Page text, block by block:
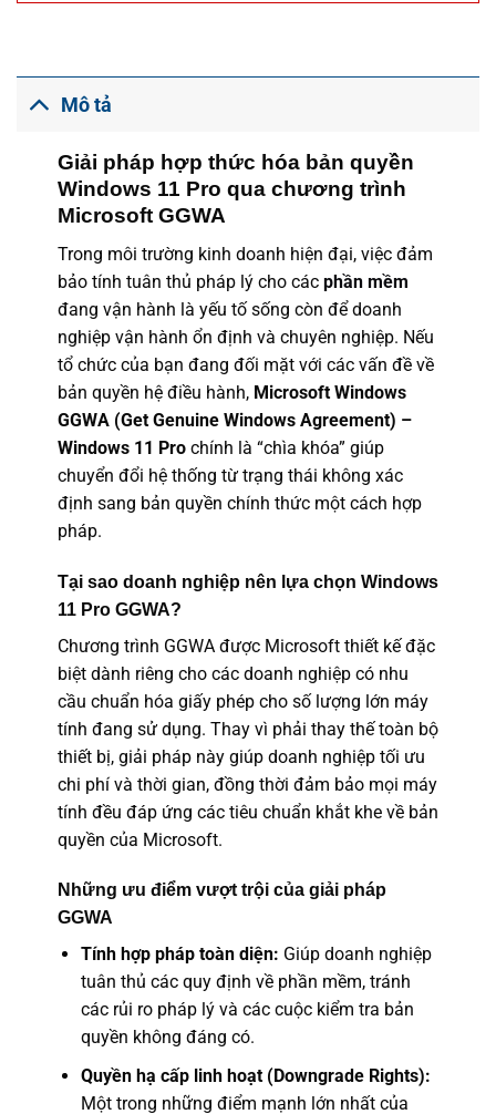
Mô tả
Giải pháp hợp thức hóa bản quyền
Windows 11 Pro qua chương trình
Microsoft GGWA
Trong môi trường kinh doanh hiện đại, việc đảm
bảo tính tuân thủ pháp lý cho các phần mềm
đang vận hành là yếu tố sống còn để doanh
nghiệp vận hành ổn định và chuyên nghiệp. Nếu
tổ chức của bạn đang đối mặt với các vấn đề về
bản quyền hệ điều hành, Microsoft Windows
GGWA (Get Genuine Windows Agreement) –
Windows 11 Prochính là “chìa khóa” giúp
chuyển đổi hệ thống từ trạng thái không xác
định sang bản quyền chính thức một cách hợp
pháp.
Tại sao doanh nghiệp nên lựa chọn Windows
11 Pro GGWA?
Chương trình GGWA được Microsoft thiết kế đặc
biệt dành riêng cho các doanh nghiệp có nhu
cầu chuẩn hóa giấy phép cho số lượng lớn máy
tính đang sử dụng. Thay vì phải thay thế toàn bộ
thiết bị, giải pháp này giúp doanh nghiệp tối ưu
chi phí và thời gian, đồng thời đảm bảo mọi máy
tính đều đáp ứng các tiêu chuẩn khắt khe về bản
quyền của Microsoft.
Những ưu điểm vượt trội của giải pháp
GGWA
Tính hợp pháp toàn diện: Giúp doanh nghiệp
tuân thủ các quy định về phần mềm, tránh
các rủi ro pháp lý và các cuộc kiểm tra bản
quyền không đáng có.
Quyền hạ cấp linh hoạt (Downgrade Rights):
Một trong những điểm mạnh lớn nhất của